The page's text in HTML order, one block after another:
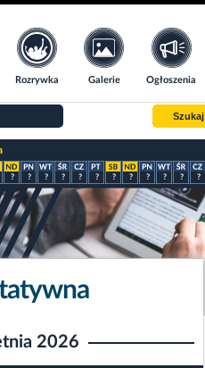
Rozrywka Galerie Ogłoszenia
Szukaj
? ? ? ? ? ? ? ? ? ? ? ?
2026